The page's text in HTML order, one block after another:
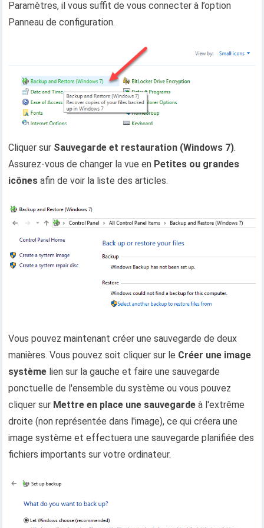
Paramètres, il vous suffit de vous connecter à l’option
Panneau de configuration.
Cliquer sur Sauvegarde et restauration (Windows 7).
Assurez-vous de changer la vue en Petites ou grandes
icônes afin de voir la liste des articles.
Vous pouvez maintenant créer une sauvegarde de deux
manières. Vous pouvez soit cliquer sur le Créer une image
système lien sur la gauche et faire une sauvegarde
ponctuelle de l'ensemble du système ou vous pouvez
cliquer sur Mettre en place une sauvegarde à l'extrême
droite (non représentée dans l'image), ce qui créera une
image système et effectuera une sauvegarde planifiée des
fichiers importants sur votre ordinateur.